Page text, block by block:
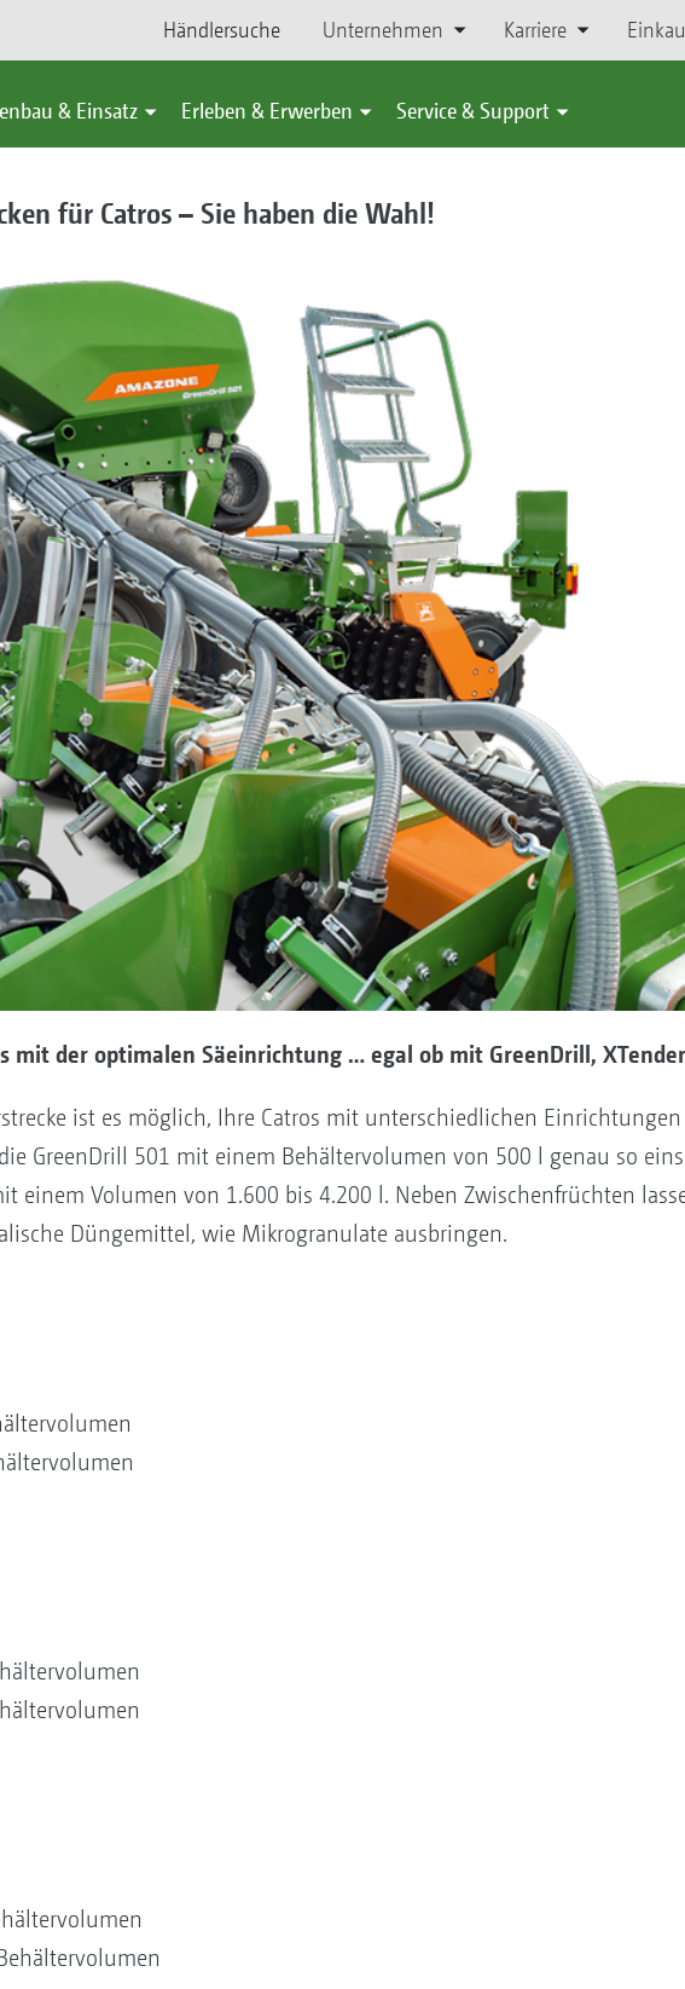
Händlersuche Unternehmen Karriere
& Einsatz Erleben & Erwerben Service & Support
für Catros – Sie haben die Wahl!
mit der optimalen Säeinrichtung … egal ob mit GreenDrill,
ist es möglich, Ihre Catros mit unterschiedlichen Einrichtungen
GreenDrill 501 mit einem Behältervolumen von 500 l genau so
einem Volumen von 1.600 bis 4.200 l. Neben Zwischenfrüchten
Düngemittel, wie Mikrogranulate ausbringen.